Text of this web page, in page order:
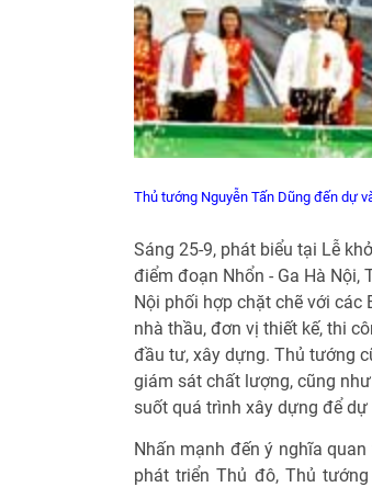
Thủ tướng Nguyễn Tấn Dũng đến dự
Sáng 25-9, phát biểu tại Lễ
điểm đoạn Nhổn - Ga Hà Nội,
Nội phối hợp chặt chẽ với các
nhà thầu, đơn vị thiết kế, thi
đầu tư, xây dựng. Thủ tướng
giám sát chất lượng, cũng
suốt quá trình xây dựng để
Nhấn mạnh đến ý nghĩa
phát triển Thủ đô, Thủ